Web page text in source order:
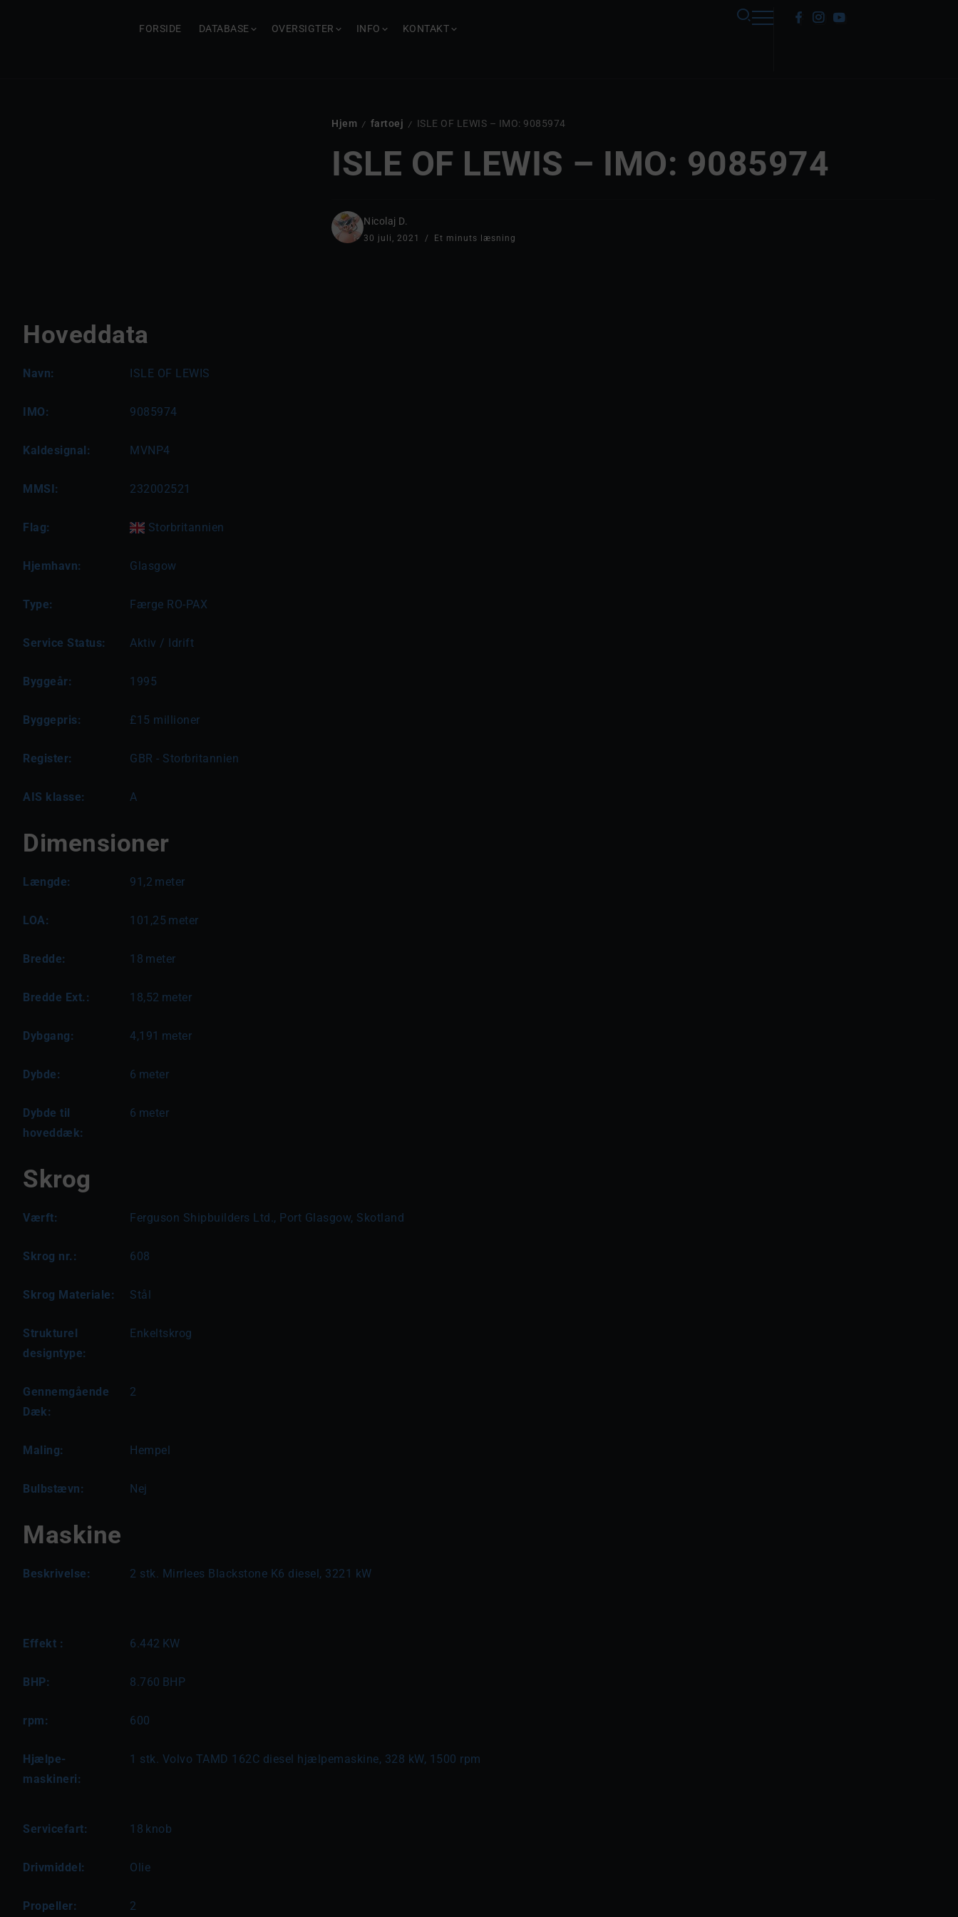
FORSIDE DATABASE OVERSIGTER INFO KONTAKT
Hjem / fartoej / ISLE OF LEWIS – IMO: 9085974
ISLE OF LEWIS – IMO: 9085974
Nicolaj D.
30 juli, 2021 Et minuts læsning
Hoveddata
Navn: ISLE OF LEWIS
IMO: 9085974
Kaldesignal: MVNP4
MMSI: 232002521
Flag: Storbritannien
Hjemhavn: Glasgow
Type: Færge RO-PAX
Service Status: Aktiv / Idrift
Byggeår: 1995
Byggepris: £15 millioner
Register: GBR - Storbritannien
AIS klasse: A
Dimensioner
Længde: 91,2 meter
LOA: 101,25 meter
Bredde: 18 meter
Bredde Ext.: 18,52 meter
Dybgang: 4,191 meter
Dybde: 6 meter
Dybde til
hoveddæk:
6 meter
Skrog
Værft: Ferguson Shipbuilders Ltd., Port Glasgow, Skotland
Skrog nr.: 608
Skrog Materiale: Stål
Strukturel
designtype:
Enkeltskrog
Gennemgående
Dæk:
2
Maling: Hempel
Bulbstævn: Nej
Maskine
Beskrivelse: 2 stk. Mirrlees Blackstone K6 diesel, 3221 kW
Effekt : 6.442 KW
BHP: 8.760 BHP
rpm: 600
Hjælpe-
maskineri:
1 stk. Volvo TAMD 162C diesel hjælpemaskine, 328 kW, 1500 rpm
Servicefart: 18 knob
Drivmiddel: Olie
Propeller: 2